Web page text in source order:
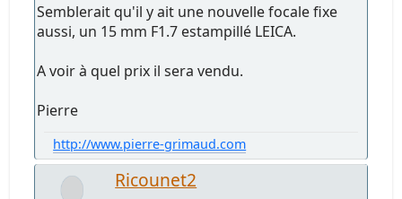
Semblerait qu'il y ait une nouvelle focale fixe
aussi, un 15 mm F1.7 estampillé LEICA.
A voir à quel prix il sera vendu.
Pierre
http://www.pierre-grimaud.com
Ricounet2